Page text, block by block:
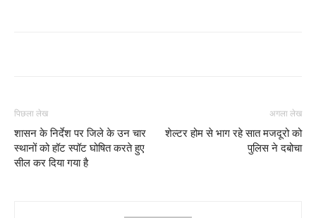
पिछला लेख
शासन के निर्देश पर जिले के उन चार
स्थानों को हॉट स्पॉट घोषित करते हुए
सील कर दिया गया है
अगला लेख
शेल्टर होम से भाग रहे सात मजदूरो को
पुलिस ने दबोचा